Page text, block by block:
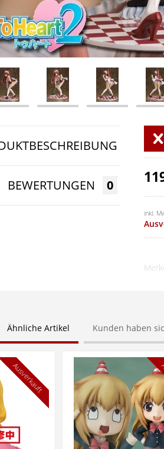
inkl.
BEWERTUNGEN 0
Ähnliche Artikel Kunden haben
Ausverkauft